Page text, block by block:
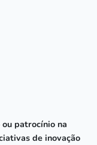
patrocínio na
de inovação